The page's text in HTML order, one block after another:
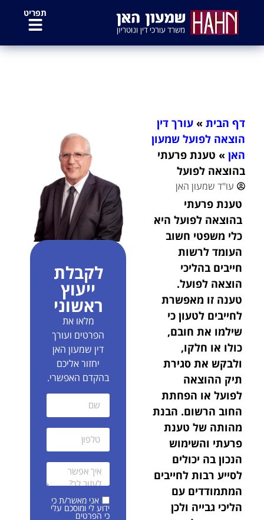
תפריט
דף הבית »עורך דין
הוצאה לפועל שמעון
האן » טענת פרעתי
בהוצאה לפועל
עו"ד שמעון האן
טענת פרעתי
בהוצאה לפועל היא
כלי משפטי חשוב
העומד לרשות
חייבים בהליכי
הוצאה לפועל.
טענה זו מאפשרת
לחייבים לטעון כי
שילמו את חובם,
כולו או חלקו,
ולבקש את סגירת
תיק ההוצאה
לפועל או הפחתת
החוב הרשום. הבנת
מהותה של טענת
פרעתי והשימוש
הנכון בה יכולים
לסייע רבות לחייבים
המתמודדים עם
הליכי גבייה ולכן
לקבלת
ייעוץ
ראשוני
מלאו את
הפרטים ועורך
דין שמעון האן
יחזור אליכם
בהקדם האפשרי.
אני מאשר/ת כי
ידוע לי ומוסכם עלי
כי הפרטים